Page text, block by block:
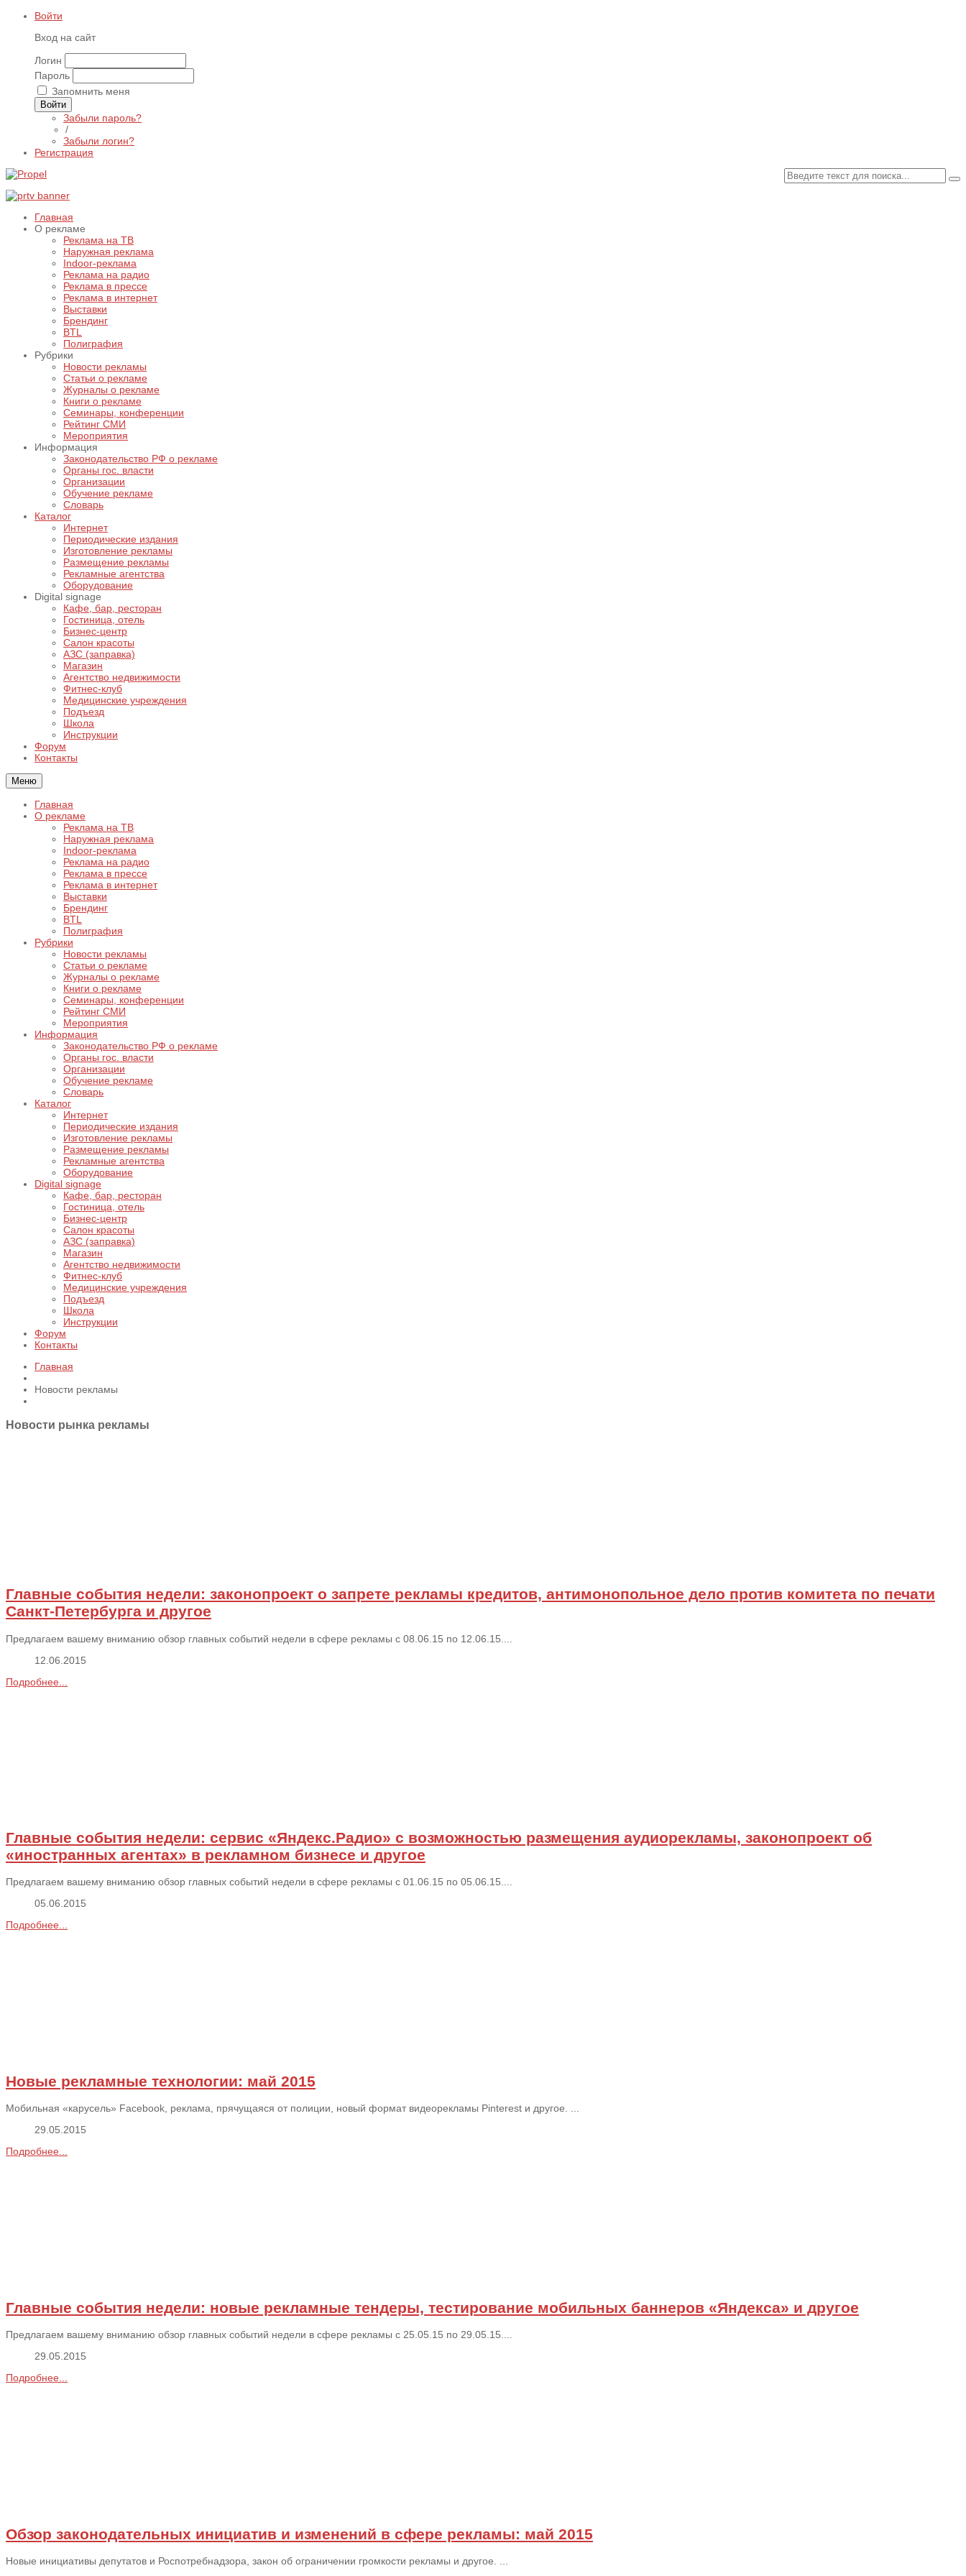
Войти
Вход на сайт
Логин
Пароль
Запомнить меня
Войти
Забыли пароль?
/
Забыли логин?
Регистрация
Главная
О рекламе
Реклама на ТВ
Наружная реклама
Indoor-реклама
Реклама на радио
Реклама в прессе
Реклама в интернет
Выставки
Брендинг
BTL
Полиграфия
Рубрики
Новости рекламы
Статьи о рекламе
Журналы о рекламе
Книги о рекламе
Семинары, конференции
Рейтинг СМИ
Мероприятия
Информация
Законодательство РФ о рекламе
Органы гос. власти
Организации
Обучение рекламе
Словарь
Каталог
Интернет
Периодические издания
Изготовление рекламы
Размещение рекламы
Рекламные агентства
Оборудование
Digital signage
Кафе, бар, ресторан
Гостиница, отель
Бизнес-центр
Салон красоты
АЗС (заправка)
Магазин
Агентство недвижимости
Фитнес-клуб
Медицинские учреждения
Подъезд
Школа
Инструкции
Форум
Контакты
Меню
Главная
О рекламе
Реклама на ТВ
Наружная реклама
Indoor-реклама
Реклама на радио
Реклама в прессе
Реклама в интернет
Выставки
Брендинг
BTL
Полиграфия
Рубрики
Новости рекламы
Статьи о рекламе
Журналы о рекламе
Книги о рекламе
Семинары, конференции
Рейтинг СМИ
Мероприятия
Информация
Законодательство РФ о рекламе
Органы гос. власти
Организации
Обучение рекламе
Словарь
Каталог
Интернет
Периодические издания
Изготовление рекламы
Размещение рекламы
Рекламные агентства
Оборудование
Digital signage
Кафе, бар, ресторан
Гостиница, отель
Бизнес-центр
Салон красоты
АЗС (заправка)
Магазин
Агентство недвижимости
Фитнес-клуб
Медицинские учреждения
Подъезд
Школа
Инструкции
Форум
Контакты
Главная
Новости рекламы
Новости рынка рекламы
Главные события недели: законопроект о запрете рекламы кредитов, антимонопольное дело против комитета по печати
Санкт-Петербурга и другое
Предлагаем вашему вниманию обзор главных событий недели в сфере рекламы с 08.06.15 по 12.06.15....
12.06.2015
Подробнее...
Главные события недели: сервис «Яндекс.Радио» с возможностью размещения аудиорекламы, законопроект об
«иностранных агентах» в рекламном бизнесе и другое
Предлагаем вашему вниманию обзор главных событий недели в сфере рекламы с 01.06.15 по 05.06.15....
05.06.2015
Подробнее...
Новые рекламные технологии: май 2015
Мобильная «карусель» Facebook, реклама, прячущаяся от полиции, новый формат видеорекламы Pinterest и другое. ...
29.05.2015
Подробнее...
Главные события недели: новые рекламные тендеры, тестирование мобильных баннеров «Яндекса» и другое
Предлагаем вашему вниманию обзор главных событий недели в сфере рекламы с 25.05.15 по 29.05.15....
29.05.2015
Подробнее...
Обзор законодательных инициатив и изменений в сфере рекламы: май 2015
Новые инициативы депутатов и Роспотребнадзора, закон об ограничении громкости рекламы и другое. ...